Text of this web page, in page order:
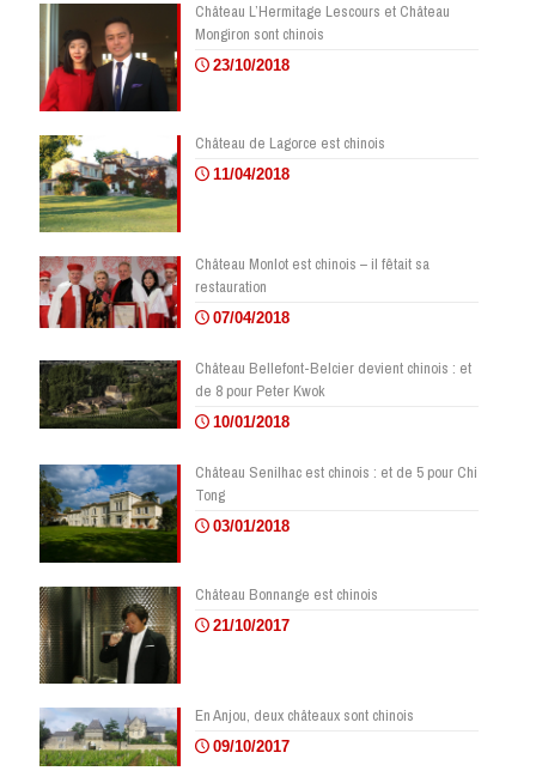
Château L’Hermitage Lescours et Château
Mongiron sont chinois
23/10/2018
Château de Lagorce est chinois
11/04/2018
Château Monlot est chinois – il fêtait sa
restauration
07/04/2018
Château Bellefont-Belcier devient chinois : et
de 8 pour Peter Kwok
10/01/2018
Château Senilhac est chinois : et de 5 pour Chi
Tong
03/01/2018
Château Bonnange est chinois
21/10/2017
En Anjou, deux châteaux sont chinois
09/10/2017